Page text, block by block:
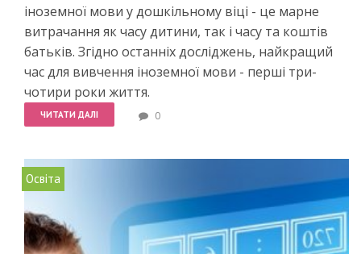
іноземної мови у дошкільному віці - це марне
витрачання як часу дитини, так і часу та коштів
батьків. Згідно останніх досліджень, найкращий
час для вивчення іноземної мови - перші три-
чотири роки життя.
ЧИТАТИ ДАЛІ 0
Освіта